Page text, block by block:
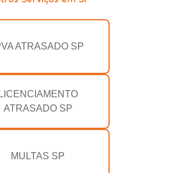
ATRASADO SP
LICENCIAMENTO
ATRASADO SP
MULTAS SP